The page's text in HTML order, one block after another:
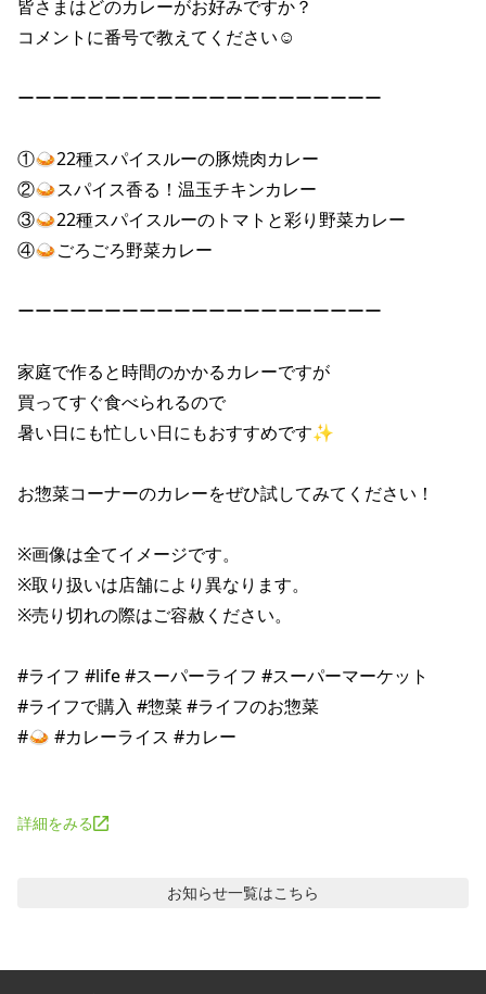
皆さまはどのカレーがお好みですか？
コメントに番号で教えてください☺
ーーーーーーーーーーーーーーーーーーーーー
①🍛22種スパイスルーの豚焼肉カレー
②🍛スパイス香る！温玉チキンカレー
③🍛22種スパイスルーのトマトと彩り野菜カレー
④🍛ごろごろ野菜カレー
ーーーーーーーーーーーーーーーーーーーーー
家庭で作ると時間のかかるカレーですが
買ってすぐ食べられるので
暑い日にも忙しい日にもおすすめです✨
お惣菜コーナーのカレーをぜひ試してみてください！
※画像は全てイメージです。
※取り扱いは店舗により異なります。
※売り切れの際はご容赦ください。
#ライフ #life #スーパーライフ #スーパーマーケット
#ライフで購入 #惣菜 #ライフのお惣菜
#🍛 #カレーライス #カレー
詳細をみる
お知らせ一覧はこちら